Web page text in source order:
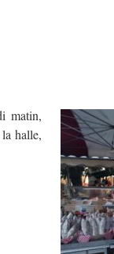
matin,
halle,